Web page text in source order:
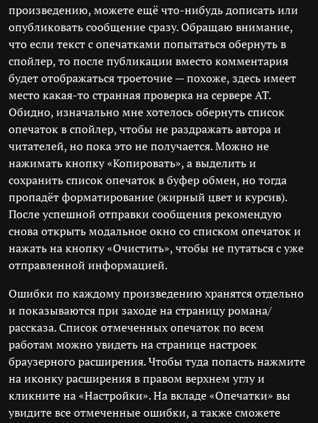
произведению, можете ещё что-нибудь дописать или
опубликовать сообщение сразу. Обращаю внимание,
что если текст с опечатками попытаться обернуть в
спойлер, то после публикации вместо комментария
будет отображаться троеточие — похоже, здесь имеет
место какая-то странная проверка на сервере АТ.
Обидно, изначально мне хотелось обернуть список
опечаток в спойлер, чтобы не раздражать автора и
читателей, но пока это не получается. Можно не
нажимать кнопку «Копировать», а выделить и
сохранить список опечаток в буфер обмен, но тогда
пропадёт форматирование (жирный цвет и курсив).
После успешной отправки сообщения рекомендую
снова открыть модальное окно со списком опечаток и
нажать на кнопку «Очистить», чтобы не путаться с уже
отправленной информацией.
Ошибки по каждому произведению хранятся отдельно
и показываются при заходе на страницу романа/
рассказа. Список отмеченных опечаток по всем
работам можно увидеть на странице настроек
браузерного расширения. Чтобы туда попасть нажмите
на иконку расширения в правом верхнем углу и
кликните на «Настройки». На вкладе «Опечатки» вы
увидите все отмеченные ошибки, а также сможете